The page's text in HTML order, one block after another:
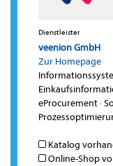
Dienstleister
veenion GmbH
Zur Homepage
eProcurement·
Katalog
Online-Shop